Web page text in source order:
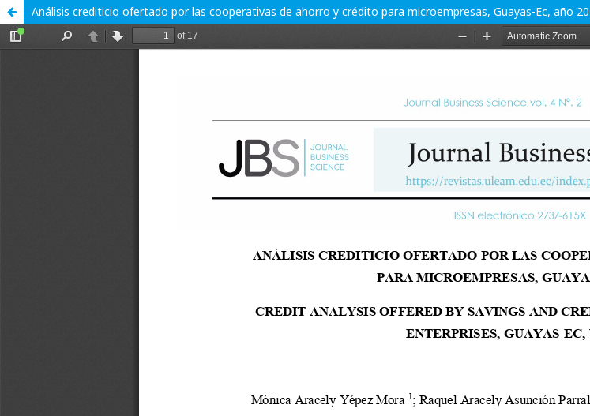
Análisis crediticio ofertado por las cooperativas de ahorro y crédito para microempresas, Guayas-Ec, año